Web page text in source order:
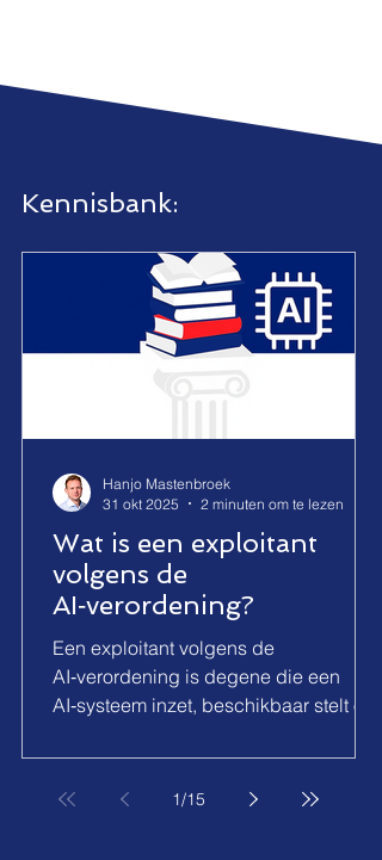
Kennisbank:
Wat is een exploitant
volgens de
AI‑verordening?
Een exploitant volgens de
AI‑verordening is degene die een
AI‑systeem inzet, beschikbaar stelt of
fabrikanten, gebruikers, importeurs of
distributeurs die verantwoordelijk zijn
Hanjo Mastenbroek
31 okt 2025
2 minuten om te lezen
1/15